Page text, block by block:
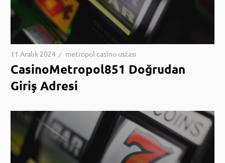
11 Aralık 2024 metropol casino ustası
CasinoMetropol851 Doğrudan
Giriş Adresi